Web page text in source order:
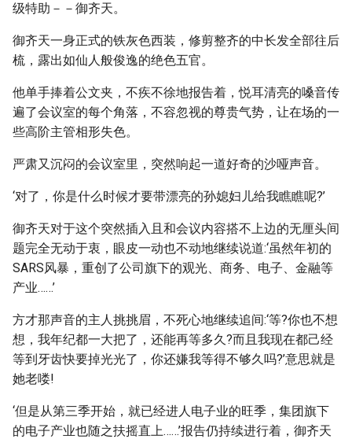
级特助－－御齐天。
御齐天一身正式的铁灰色西装，修剪整齐的中长发全部往后
梳，露出如仙人般俊逸的绝色五官。
他单手捧着公文夹，不疾不徐地报告着，悦耳清亮的嗓音传
遍了会议室的每个角落，不容忽视的尊贵气势，让在场的一
些高阶主管相形失色。
严肃又沉闷的会议室里，突然响起一道好奇的沙哑声音。
‘对了，你是什么时候才要带漂亮的孙媳妇儿给我瞧瞧呢?’
御齐天对于这个突然插入且和会议内容搭不上边的无厘头间
题完全无动于衷，眼皮一动也不动地继续说道:‘虽然年初的
SARS风暴，重创了公司旗下的观光、商务、电子、金融等
产业……’
方才那声音的主人挑挑眉，不死心地继续追间:‘等?你也不想
想，我年纪都一大把了，还能再等多久?而且我现在都己经
等到牙齿快要掉光光了，你还嫌我等得不够久吗?’意思就是
她老喽!
‘但是从第三季开始，就已经进人电子业的旺季，集团旗下
的电子产业也随之扶摇直上……’报告仍持续进行着，御齐天